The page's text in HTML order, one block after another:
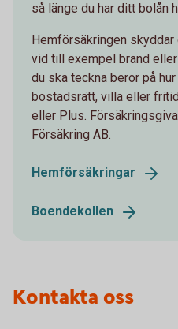
så länge du har ditt bolån
Hemförsäkringen
vid till exempel brand
du ska teckna beror på
bostadsrätt, villa eller
eller Plus.
Försäkring AB.
Hemförsäkringar
Boendekollen
Kontakta oss